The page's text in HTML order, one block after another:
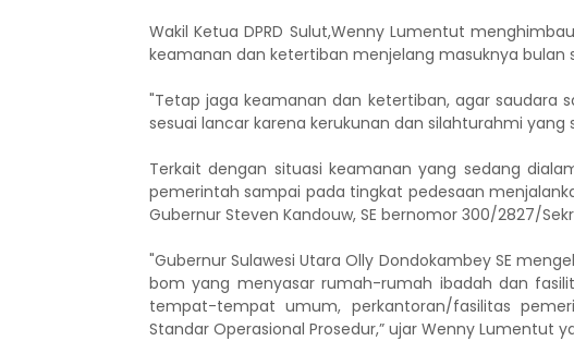
Wakil Ketua DPRD Sulut,Wenny Lumentut
keamanan dan ketertiban menjelang masuknya bulan
"Tetap jaga keamanan dan ketertiban, agar saudara
sesuai lancar karena kerukunan dan silahturahmi yang
Terkait dengan situasi keamanan yang sedang
pemerintah sampai pada tingkat pedesaan
Gubernur Steven Kandouw, SE bernomor 300/2827/
"Gubernur Sulawesi Utara Olly Dondokambey SE
bom yang menyasar rumah-rumah ibadah dan
tempat-tempat umum, perkantoran/fasilitas
Standar Operasional Prosedur,” ujar Wenny Lumentut